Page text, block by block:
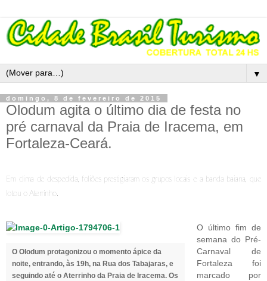
▼
domingo, 8 de fevereiro de 2015
Olodum agita o último dia de festa no
pré carnaval da Praia de Iracema, em
Fortaleza-Ceará.
Em clima de despedida, foliões prestigiaram os grupos locais e a banda baiana, que
lotou o Aterrinho.
O Olodum protagonizou o momento ápice da
noite, entrando, às 19h, na Rua dos Tabajaras, e
seguindo até o Aterrinho da Praia de Iracema. Os
O último fim de
semana do Pré-
Carnaval de
Fortaleza foi
marcado por